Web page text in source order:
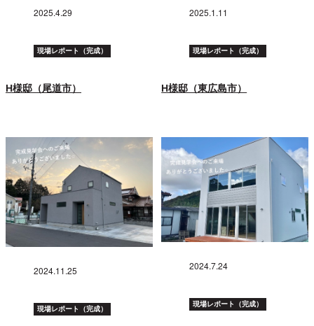
2025.4.29
現場レポート（完成）
H様邸（尾道市）
2025.1.11
現場レポート（完成）
H様邸（東広島市）
2024.11.25
現場レポート（完成）
2024.7.24
現場レポート（完成）